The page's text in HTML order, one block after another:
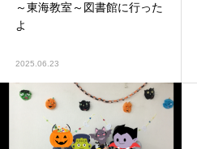
～東海教室～図書館に行った
よ
2025.06.23